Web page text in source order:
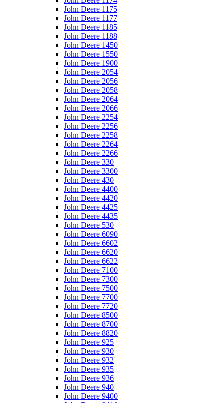
John Deere 1175
John Deere 1177
John Deere 1185
John Deere 1188
John Deere 1450
John Deere 1550
John Deere 1900
John Deere 2054
John Deere 2056
John Deere 2058
John Deere 2064
John Deere 2066
John Deere 2254
John Deere 2256
John Deere 2258
John Deere 2264
John Deere 2266
John Deere 330
John Deere 3300
John Deere 430
John Deere 4400
John Deere 4420
John Deere 4425
John Deere 4435
John Deere 530
John Deere 6090
John Deere 6602
John Deere 6620
John Deere 6622
John Deere 7100
John Deere 7300
John Deere 7500
John Deere 7700
John Deere 7720
John Deere 8500
John Deere 8700
John Deere 8820
John Deere 925
John Deere 930
John Deere 932
John Deere 935
John Deere 936
John Deere 940
John Deere 9400